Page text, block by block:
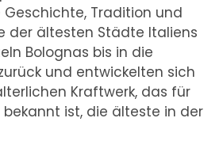
Tradition und
der ältesten Städte Italiens
Bolognas bis in die
und entwickelten sich
Kraftwerk, das für
bekannt ist, die älteste in der